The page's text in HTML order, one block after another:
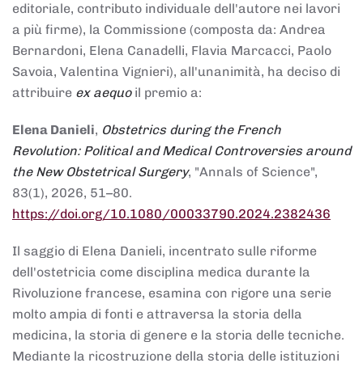
editoriale, contributo individuale dell'autore nei lavori
a più firme), la Commissione (composta da: Andrea
Bernardoni, Elena Canadelli, Flavia Marcacci, Paolo
Savoia, Valentina Vignieri), all'unanimità, ha deciso di
attribuire ex aequoil premio a:
Elena Danieli, Obstetrics during the French
Revolution: Political and Medical Controversies around
the New Obstetrical Surgery, "Annals of Science",
83(1), 2026, 51–80.
https://doi.org/10.1080/00033790.2024.2382436
Il saggio di Elena Danieli, incentrato sulle riforme
dell'ostetricia come disciplina medica durante la
Rivoluzione francese, esamina con rigore una serie
molto ampia di fonti e attraversa la storia della
medicina, la storia di genere e la storia delle tecniche.
Mediante la ricostruzione della storia delle istituzioni